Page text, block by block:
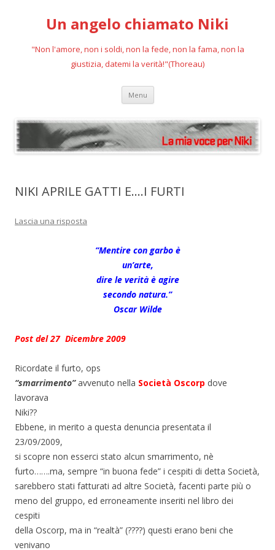
Un angelo chiamato Niki
"Non l'amore, non i soldi, non la fede, non la fama, non la
giustizia, datemi la verità!"(Thoreau)
Menu Vai
contenuto
NIKI APRILE GATTI E….I FURTI
Lascia una risposta
“Mentire con garbo è
un’arte,
dire le verità è agire
secondo natura.”
Oscar Wilde
Post del 27 Dicembre 2009
Ricordate il furto, ops
“smarrimento” avvenuto nella Società Oscorp dove
lavorava
Niki??
Ebbene, in merito a questa denuncia presentata il
23/09/2009,
si scopre non esserci stato alcun smarrimento, nè
furto…….ma, sempre “in buona fede” i cespiti di detta Società,
sarebbero stati fatturati ad altre Società, facenti parte più o
meno del gruppo, ed erroneamente inseriti nel libro dei
cespiti
della Oscorp, ma in “realtà” (????) questi erano beni che
venivano